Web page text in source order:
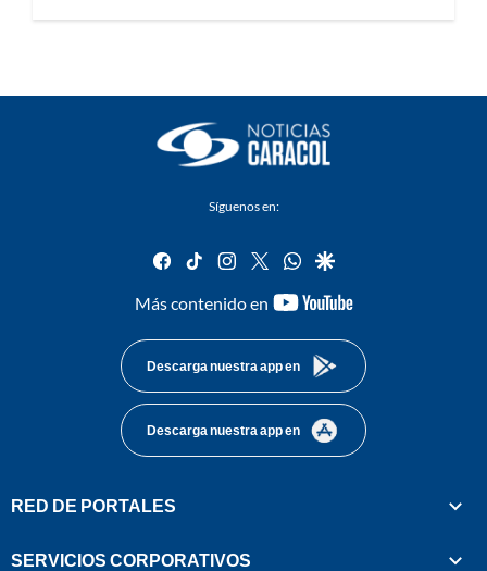
Síguenos en:
facebook
tiktok instagram
twitterwhatsapp
google
Más contenido en
youtube-
Descarga nuestra app en
Descarga nuestra app en
RED DE PORTALES
SERVICIOS CORPORATIVOS